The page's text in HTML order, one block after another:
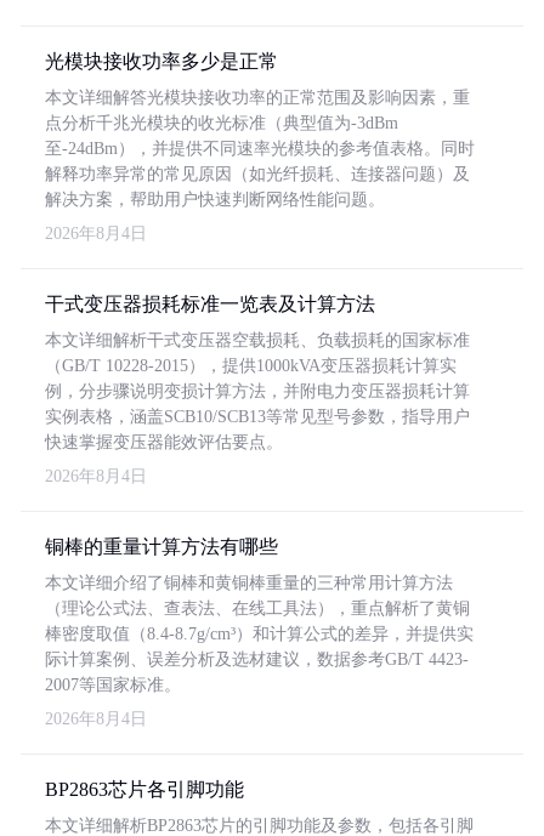
光模块接收功率多少是正常
本文详细解答光模块接收功率的正常范围及影响因素，重
点分析千兆光模块的收光标准（典型值为-3dBm
至-24dBm），并提供不同速率光模块的参考值表格。同时
解释功率异常的常见原因（如光纤损耗、连接器问题）及
解决方案，帮助用户快速判断网络性能问题。
2026年8月4日
干式变压器损耗标准一览表及计算方法
本文详细解析干式变压器空载损耗、负载损耗的国家标准
（GB/T 10228-2015），提供1000kVA变压器损耗计算实
例，分步骤说明变损计算方法，并附电力变压器损耗计算
实例表格，涵盖SCB10/SCB13等常见型号参数，指导用户
快速掌握变压器能效评估要点。
2026年8月4日
铜棒的重量计算方法有哪些
本文详细介绍了铜棒和黄铜棒重量的三种常用计算方法
（理论公式法、查表法、在线工具法），重点解析了黄铜
棒密度取值（8.4-8.7g/cm³）和计算公式的差异，并提供实
际计算案例、误差分析及选材建议，数据参考GB/T 4423-
2007等国家标准。
2026年8月4日
BP2863芯片各引脚功能
本文详细解析BP2863芯片的引脚功能及参数，包括各引脚